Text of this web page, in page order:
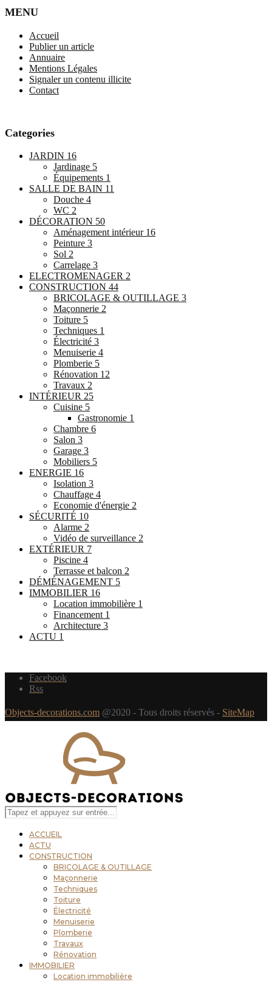
MENU
Accueil
Publier un article
Annuaire
Mentions Légales
Signaler un contenu illicite
Contact
Categories
JARDIN 16
Jardinage 5
Équipements 1
SALLE DE BAIN 11
Douche 4
WC 2
DÉCORATION 50
Aménagement intérieur 16
Peinture 3
Sol 2
Carrelage 3
ELECTROMENAGER 2
CONSTRUCTION 44
BRICOLAGE & OUTILLAGE 3
Maçonnerie 2
Toiture 5
Techniques 1
Électricité 3
Menuiserie 4
Plomberie 5
Rénovation 12
Travaux 2
INTÉRIEUR 25
Cuisine 5
Gastronomie 1
Chambre 6
Salon 3
Garage 3
Mobiliers 5
ENERGIE 16
Isolation 3
Chauffage 4
Economie d'énergie 2
SÉCURITÉ 10
Alarme 2
Vidéo de surveillance 2
EXTÉRIEUR 7
Piscine 4
Terrasse et balcon 2
DÉMÉNAGEMENT 5
IMMOBILIER 16
Location immobilière 1
Financement 1
Architecture 3
ACTU 1
Facebook
Rss
Objects-decorations.com @2020 - Tous droits réservés - SiteMap
ACCUEIL
ACTU
CONSTRUCTION
BRICOLAGE & OUTILLAGE
Maçonnerie
Techniques
Toiture
Électricité
Menuiserie
Plomberie
Travaux
Rénovation
IMMOBILIER
Location immobilière